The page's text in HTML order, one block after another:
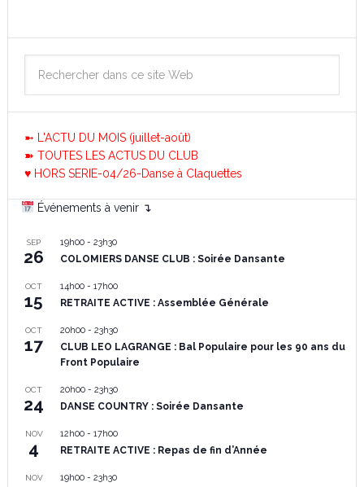
➼ L'ACTU DU MOIS (juillet-août)
➽ TOUTES LES ACTUS DU CLUB
♥ HORS SERIE-04/26-Danse à Claquettes
Événements à venir ↴
SEP
26
19h00- 23h30
COLOMIERS DANSE CLUB : Soirée Dansante
OCT
15
14h00- 17h00
RETRAITE ACTIVE : Assemblée Générale
OCT
17
20h00- 23h30
CLUB LEO LAGRANGE : Bal Populaire pour les 90 ans du
Front Populaire
OCT
24
20h00- 23h30
DANSE COUNTRY : Soirée Dansante
NOV
4
12h00- 17h00
RETRAITE ACTIVE : Repas de fin d’Année
NOV 19h00- 23h30